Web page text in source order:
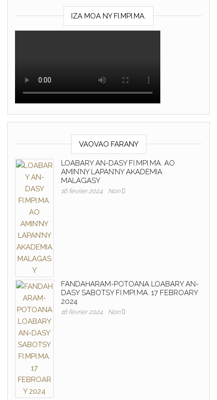
IZA MOA NY FI.MPI.MA.
VAOVAO FARANY
LOABARY AN-DASY FI.MPI.MA. AO
AMIN’NY LAPAN’NY AKADEMIA
MALAGASY
16 février 2024 Non
FANDAHARAM-POTOANA LOABARY AN-
DASY SABOTSY FI.MPI.MA. 17 FEBROARY
2024
16 février 2024 Non